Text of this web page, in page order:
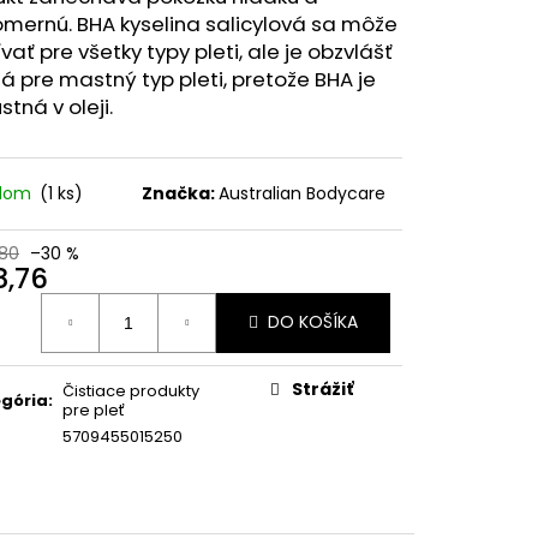
BHA kyselina salicylová sa môže
pre všetky typy pleti, ale je obzvlášť
pre mastný typ pleti, pretože BHA je
v oleji.
(1 ks) Značka:Australian Bodycare
–30 %
DO KOŠÍKA
: Čistiace produkty
pre pleť
5709455015250
Strážiť
A PLEŤ VO
PRÍCHUŤ MARHUĽA